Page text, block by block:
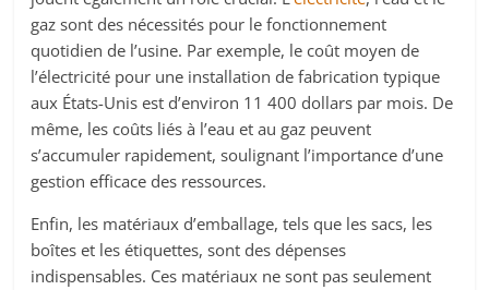
gaz sont des nécessités pour le fonctionnement
quotidien de l’usine. Par exemple, le coût moyen de
l’électricité pour une installation de fabrication typique
aux États-Unis est d’environ 11 400 dollars par mois. De
même, les coûts liés à l’eau et au gaz peuvent
s’accumuler rapidement, soulignant l’importance d’une
gestion efficace des ressources.
Enfin, les matériaux d’emballage, tels que les sacs, les
boîtes et les étiquettes, sont des dépenses
indispensables. Ces matériaux ne sont pas seulement